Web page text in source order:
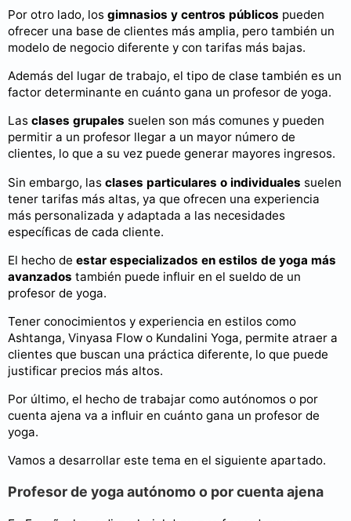
Por otro lado, los gimnasios y centros públicos pueden
ofrecer una base de clientes más amplia, pero también un
modelo de negocio diferente y con tarifas más bajas.
Además del lugar de trabajo, el tipo de clase también es un
factor determinante en cuánto gana un profesor de yoga.
Las clases grupales suelen son más comunes y pueden
permitir a un profesor llegar a un mayor número de
clientes, lo que a su vez puede generar mayores ingresos.
Sin embargo, las clases particulares o individuales suelen
tener tarifas más altas, ya que ofrecen una experiencia
más personalizada y adaptada a las necesidades
específicas de cada cliente.
El hecho de estar especializados en estilos de yoga más
avanzados también puede influir en el sueldo de un
profesor de yoga.
Tener conocimientos y experiencia en estilos como
Ashtanga, Vinyasa Flow o Kundalini Yoga, permite atraer a
clientes que buscan una práctica diferente, lo que puede
justificar precios más altos.
Por último, el hecho de trabajar como autónomos o por
cuenta ajena va a influir en cuánto gana un profesor de
yoga.
Vamos a desarrollar este tema en el siguiente apartado.
Profesor de yoga autónomo o por cuenta ajena